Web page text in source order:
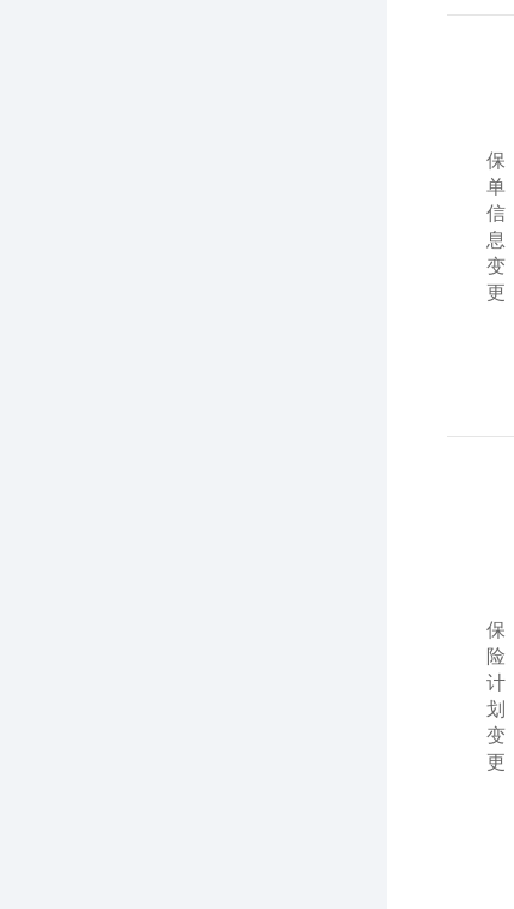
保
单
信
息
变
更
保
险
计
划
变
更